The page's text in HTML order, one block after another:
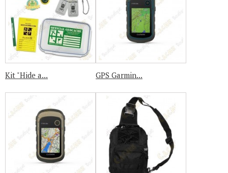
Kit "Hide a... GPS Garmin...